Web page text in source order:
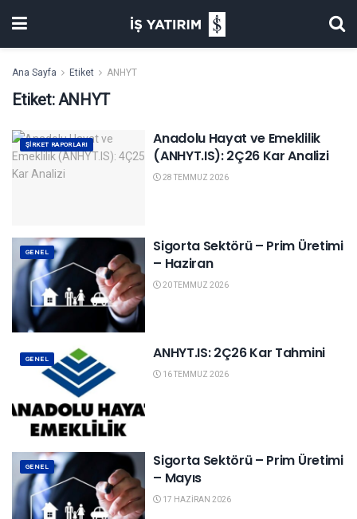
Ana Sayfa Etiket ANHYT
Etiket:ANHYT
ŞIRKET RAPORLARI
Anadolu Hayat ve Emeklilik
(ANHYT.IS): 2Ç26 Kar Analizi
28 TEMMUZ 2026
GENEL
Sigorta Sektörü – Prim Üretimi
– Haziran
20 TEMMUZ 2026
GENEL ANHYT.IS: 2Ç26 Kar Tahmini
16 TEMMUZ 2026
GENEL
Sigorta Sektörü – Prim Üretimi
– Mayıs
17 HAZIRAN 2026